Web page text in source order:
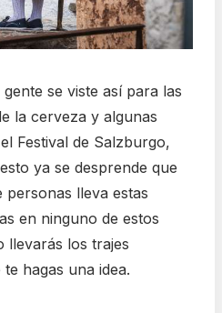
se viste así para las
la cerveza y algunas
Festival de Salzburgo,
ya se desprende que
personas lleva estas
en ninguno de estos
llevarás los trajes
hagas una idea.